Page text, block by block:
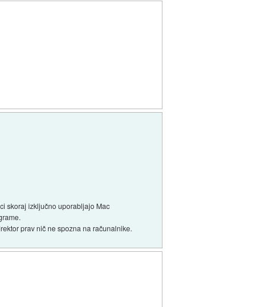
skoraj izključno uporabljajo Mac
prav nič ne spozna na računalnike.